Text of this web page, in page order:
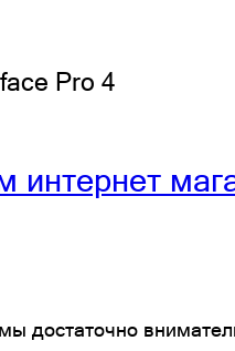
Pro 4
интернет
достаточно